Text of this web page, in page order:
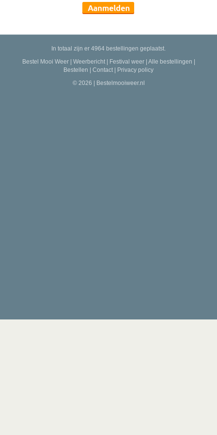
In totaal zijn er 4964 bestellingen geplaatst.
Bestel Mooi Weer| Weerbericht| Festival weer| Alle bestellingen
Bestellen
Contact
Privacy policy
© 2026 | Bestelmooiweer.nl